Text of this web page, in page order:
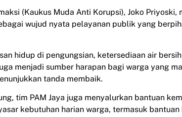
(Kaukus Muda Anti Korupsi), Joko Priyoski,
wujud nyata pelayanan publik yang
hidup di pengungsian, ketersediaan air
menjadi sumber harapan bagi warga yang
tanda membaik.
tim PAM Jaya juga menyalurkan bantuan
kebutuhan harian warga, termasuk bantuan